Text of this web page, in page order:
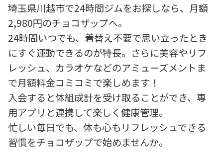
埼玉県川越市で24時間ジムをお探しなら、月額
2,980円のチョコザップへ。
24時間いつでも、着替え不要で思い立ったとき
にすぐ運動できるのが特長。さらに美容やリフ
レッシュ、カラオケなどのアミューズメントま
で月額料金コミコミで楽しめます！
入会すると体組成計を受け取ることができ、専
用アプリと連携して楽しく健康管理。
忙しい毎日でも、体も心もリフレッシュできる
習慣をチョコザップで始めませんか。